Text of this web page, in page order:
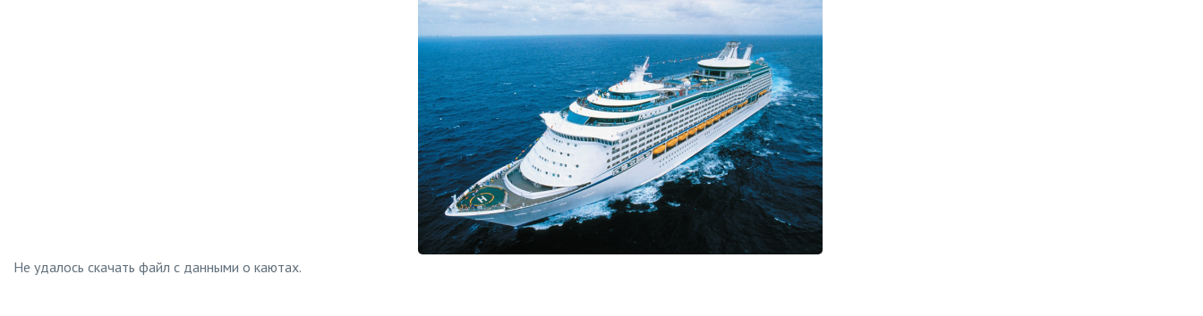
Не удалось скачать файл с данными о каютах.